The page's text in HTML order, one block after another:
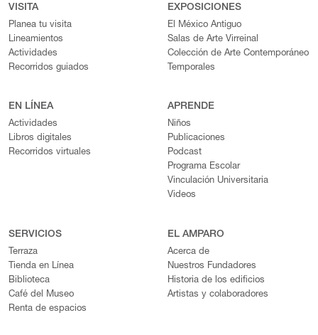
VISITA
Planea tu visita
Lineamientos
Actividades
Recorridos guiados
EXPOSICIONES
El México Antiguo
Salas de Arte Virreinal
Colección de Arte Contemporáneo
Temporales
EN LÍNEA
Actividades
Libros digitales
Recorridos virtuales
APRENDE
Niños
Publicaciones
Podcast
Programa Escolar
Vinculación Universitaria
Videos
SERVICIOS
Terraza
Tienda en Línea
Biblioteca
Café del Museo
Renta de espacios
EL AMPARO
Acerca de
Nuestros Fundadores
Historia de los edificios
Artistas y colaboradores